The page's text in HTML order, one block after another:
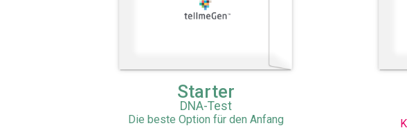
Starter
DNA-Test
Die beste Option für den Anfang